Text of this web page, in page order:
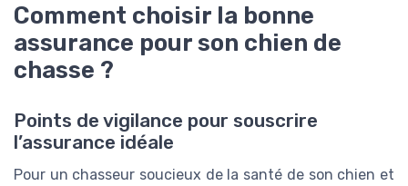
Comment choisir la bonne
assurance pour son chien de
chasse ?
Points de vigilance pour souscrire
l’assurance idéale
Pour un chasseur soucieux de la santé de son chien et